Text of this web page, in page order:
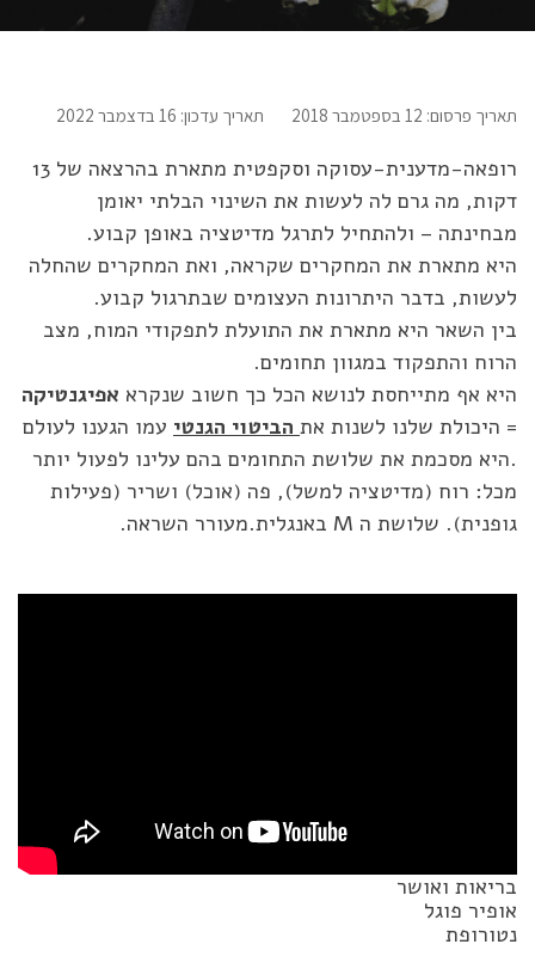
תאריך פרסום: 12 בספטמבר 2018 תאריך עדכון: 16 בדצמבר 2022
רופאה-מדענית-עסוקה וסקפטית מתארת בהרצאה של 13
דקות, מה גרם לה לעשות את השינוי הבלתי יאומן
מבחינתה – ולהתחיל לתרגל מדיטציה באופן קבוע.
היא מתארת את המחקרים שקראה, ואת המחקרים שהחלה
לעשות, בדבר היתרונות העצומים שבתרגול קבוע.
בין השאר היא מתארת את התועלת לתפקודי המוח, מצב
הרוח והתפקוד במגוון תחומים.
היא אף מתייחסת לנושא הכל כך חשוב שנקרא אפיגנטיקה
= היכולת שלנו לשנות את הביטוי הגנטי עמו הגענו לעולם
.היא מסכמת את שלושת התחומים בהם עלינו לפעול יותר
מכל: רוח (מדיטציה למשל), פה (אוכל) ושריר (פעילות
גופנית). שלושת ה M באנגלית.מעורר השראה.
בריאות ואושר
אופיר פוגל
נטורופת